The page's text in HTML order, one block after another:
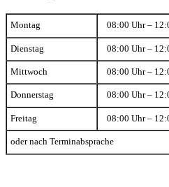
Montag 08:00 Uhr –
Dienstag 08:00 Uhr –
Mittwoch 08:00 Uhr –
Donnerstag 08:00 Uhr –
Freitag 08:00 Uhr –
oder nach Terminabsprache